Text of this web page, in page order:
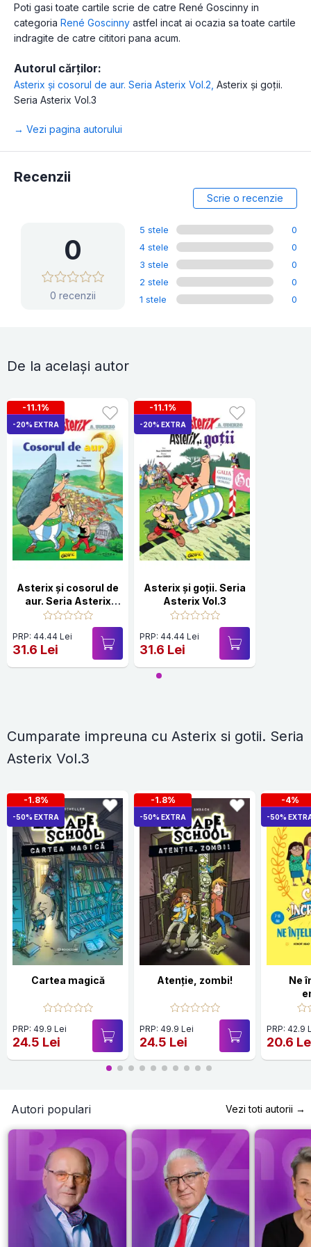
Poti gasi toate cartile scrie de catre René Goscinny in
categoria René Goscinny astfel incat ai ocazia sa toate cartile
indragite de catre cititori pana acum.
Autorul cărților:
Asterix şi cosorul de aur. Seria Asterix Vol.2 Asterix și goții.
Seria Asterix Vol.3
→ Vezi pagina autorului
Recenzii
Scrie o recenzie
0
0 recenzii
5 stele
0
4 stele
0
3 stele
0
2 stele
0
1 stele
0
De la același autor
-11.1%
-20% EXTRA
Asterix şi cosorul de
aur. Seria Asterix
Vol.2
PRP: 44.44 Lei
31.6 Lei
-11.1%
-20% EXTRA
Asterix și goții. Seria
Asterix Vol.3
PRP: 44.44 Lei
31.6 Lei
Cumparate impreuna cu Asterix si gotii. Seria
Asterix Vol.3
-1.8%
-50% EXTRA
Cartea magică
PRP: 49.9 Lei
24.5 Lei
-1.8%
-50% EXTRA
Atenție, zombi!
PRP: 49.9 Lei
24.5 Lei
-4%
-50%
Ne
PRP: 42.9
20.6
Autori populari Vezi toti autorii →